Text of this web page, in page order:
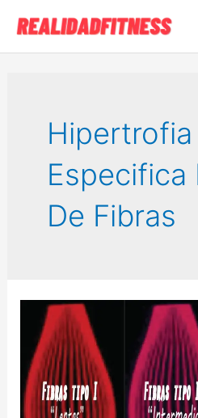
contenido
Hipertrofia
Especifica
De Fibras